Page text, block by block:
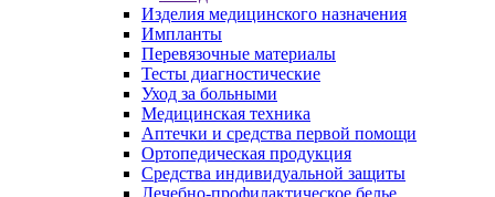
Изделия медицинского назначения
Импланты
Перевязочные материалы
Тесты диагностические
Уход за больными
Медицинская техника
Аптечки и средства первой помощи
Ортопедическая продукция
Средства индивидуальной защиты
Лечебно-профилактическое белье